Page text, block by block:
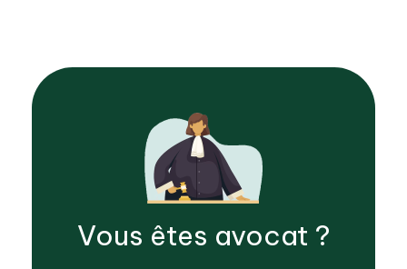
Vous êtes avocat ?